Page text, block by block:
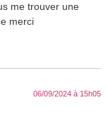
me trouver une
merci
06/09/2024 à 15h05